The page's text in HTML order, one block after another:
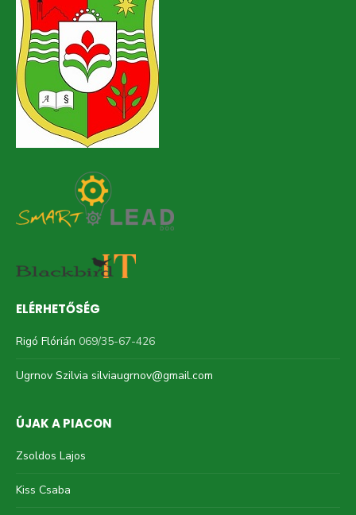
ELÉRHETŐSÉG
Rigó Flórián 069/35-67-426
Ugrnov Szilvia silviaugrnov@gmail.com
ÚJAK A PIACON
Zsoldos Lajos
Kiss Csaba